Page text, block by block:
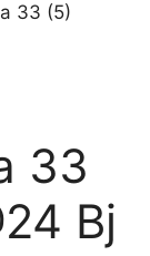
33 (5)
33
Bj